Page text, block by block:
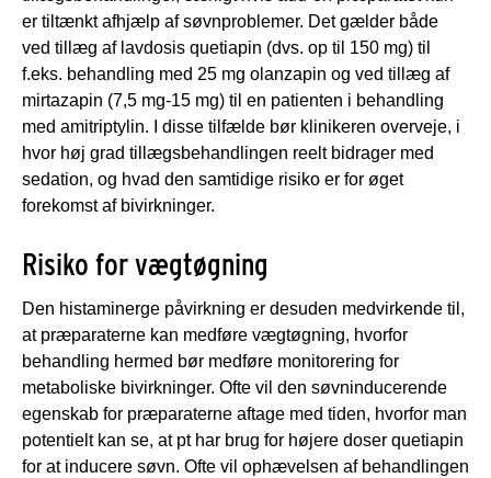
er tiltænkt afhjælp af søvnproblemer. Det gælder både
ved tillæg af lavdosis quetiapin (dvs. op til 150 mg) til
f.eks. behandling med 25 mg olanzapin og ved tillæg af
mirtazapin (7,5 mg-15 mg) til en patienten i behandling
med amitriptylin. I disse tilfælde bør klinikeren overveje, i
hvor høj grad tillægsbehandlingen reelt bidrager med
sedation, og hvad den samtidige risiko er for øget
forekomst af bivirkninger.
Risiko for vægtøgning
Den histaminerge påvirkning er desuden medvirkende til,
at præparaterne kan medføre vægtøgning, hvorfor
behandling hermed bør medføre monitorering for
metaboliske bivirkninger. Ofte vil den søvninducerende
egenskab for præparaterne aftage med tiden, hvorfor man
potentielt kan se, at pt har brug for højere doser quetiapin
for at inducere søvn. Ofte vil ophævelsen af behandlingen